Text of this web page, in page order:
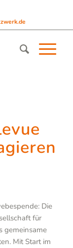
Die
für
gemeinsame
Mit Start im